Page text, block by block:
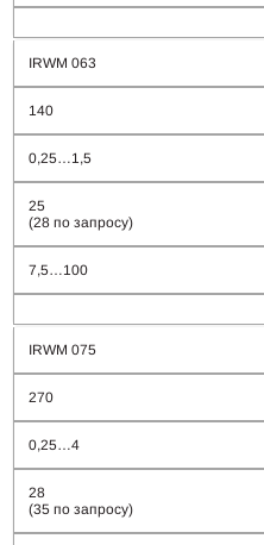
IRWM 063
140
0,25…1,5
25
(28 по запросу)
7,5…100
IRWM 075
270
0,25…4
28
(35 по запросу)